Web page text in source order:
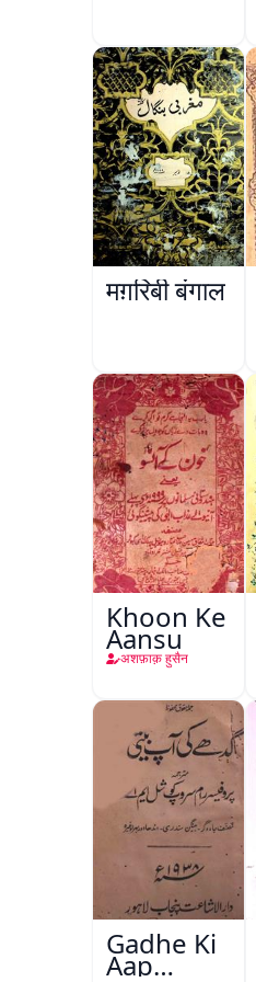
मग़रिबी बंगाल
Khoon Ke
Aansu
अशफ़ाक़ हुसैन
Gadhe Ki
Aap